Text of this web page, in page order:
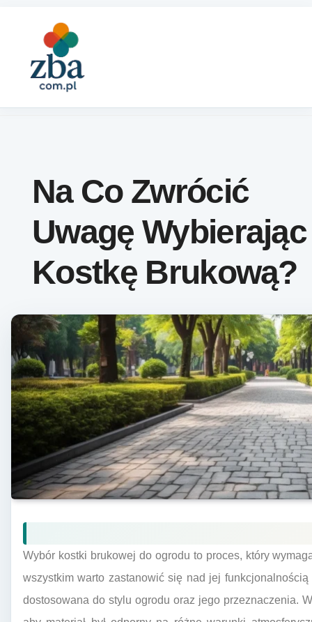
Na Co Zwrócić
Uwagę Wybierając
Kostkę Brukową?
Wybór kostki brukowej do ogrodu to proces, który
wszystkim warto zastanowić się nad jej
dostosowana do stylu ogrodu oraz jego przeznaczenia.